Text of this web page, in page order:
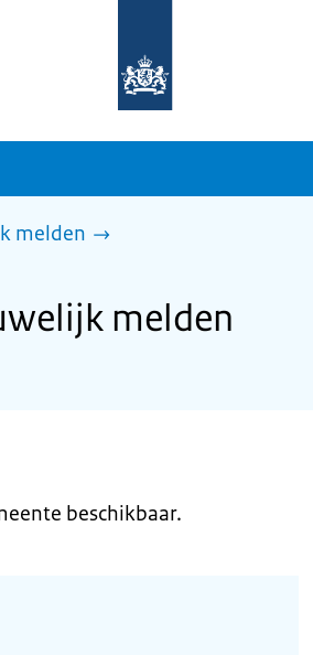
homepage
sdg.rijksoverheid.nl
melden
melden
beschikbaar.